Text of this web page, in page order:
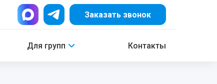
Заказать звонок
Для групп Контакты